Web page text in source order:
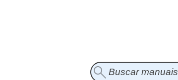
Buscar manuais